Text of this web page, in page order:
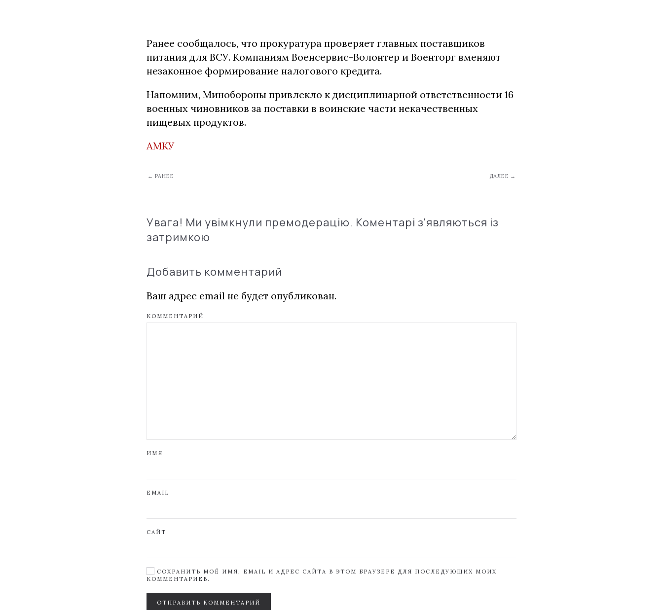
Ранее сообщалось, что прокуратура проверяет главных поставщиков
питания для ВСУ. Компаниям Военсервис-Волонтер и Военторг вменяют
незаконное формирование налогового кредита.
Напомним, Минобороны привлекло к дисциплинарной ответственности 16
военных чиновников за поставки в воинские части некачественных
пищевых продуктов.
АМКУ
← РАНЕЕ ДАЛЕЕ →
Увага! Ми увімкнули премодерацію. Коментарі з'являються із
затримкою
Добавить комментарий
Ваш адрес email не будет опубликован.
КОММЕНТАРИЙ
ИМЯ
EMAIL
САЙТ
СОХРАНИТЬ МОЁ ИМЯ, EMAIL И АДРЕС САЙТА В ЭТОМ БРАУЗЕРЕ ДЛЯ ПОСЛЕДУЮЩИХ МОИХ
КОММЕНТАРИЕВ.
ОТПРАВИТЬ КОММЕНТАРИЙ